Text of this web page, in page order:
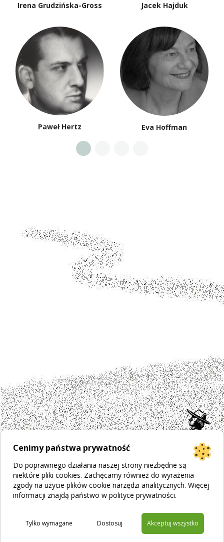
Irena Grudzińska-Gross Jacek Hajduk
Paweł Hertz Eva Hoffman
Cenimy państwa prywatność
Do poprawnego działania naszej strony niezbędne są
niektóre pliki cookies. Zachęcamy również do wyrażenia
zgody na użycie plików cookie narzędzi analitycznych. Więcej
informacji znajdą państwo w polityce prywatności.
Dostosuj
Tylko wymagane Akceptuj wszystko
Projekt stronyBogumiła Płachecka
Regulamin sklepu
Polityka prywatności | Pliki Cookies